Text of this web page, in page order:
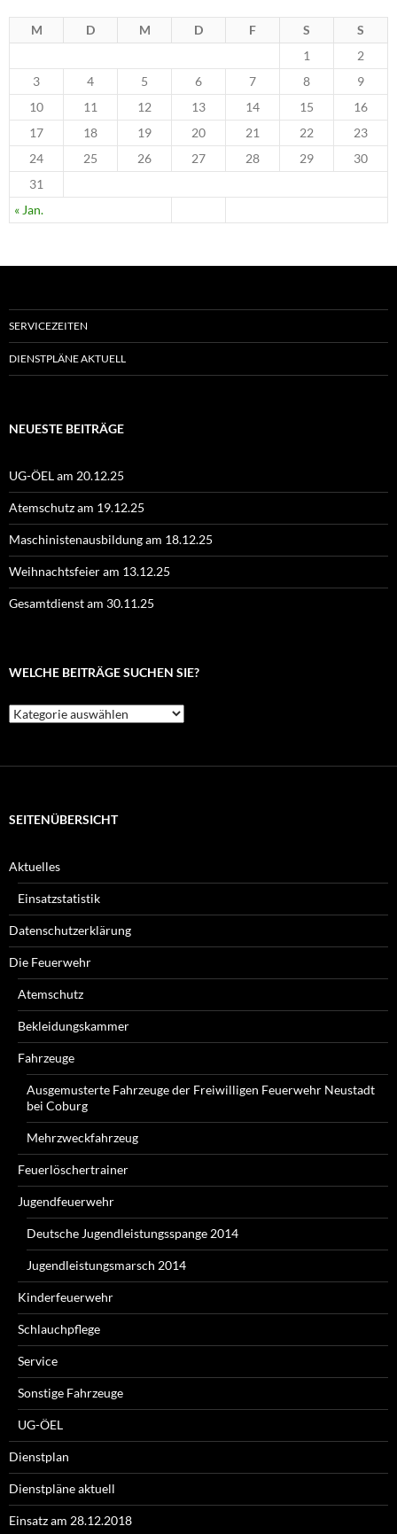
M D M D F S S
« Jan.
1
2
3
4 5 6 7 8
9
10
11 12 13 14 15
16
17
18 19 20 21 22
23
24
25 26 27 28 29
30
31
SERVICEZEITEN
DIENSTPLÄNE AKTUELL
NEUESTE BEITRÄGE
UG-ÖEL am 20.12.25
Atemschutz am 19.12.25
Maschinistenausbildung am 18.12.25
Weihnachtsfeier am 13.12.25
Gesamtdienst am 30.11.25
WELCHE BEITRÄGE SUCHEN SIE?
Welche
Beiträge
SEITENÜBERSICHT
Aktuelles
Einsatzstatistik
Datenschutzerklärung
Die Feuerwehr
Atemschutz
Bekleidungskammer
Fahrzeuge
Ausgemusterte Fahrzeuge der Freiwilligen Feuerwehr Neustadt
bei Coburg
Mehrzweckfahrzeug
Feuerlöschertrainer
Jugendfeuerwehr
Deutsche Jugendleistungsspange 2014
Jugendleistungsmarsch 2014
Kinderfeuerwehr
Schlauchpflege
Service
Sonstige Fahrzeuge
UG-ÖEL
Dienstplan
Dienstpläne aktuell
Einsatz am 28.12.2018